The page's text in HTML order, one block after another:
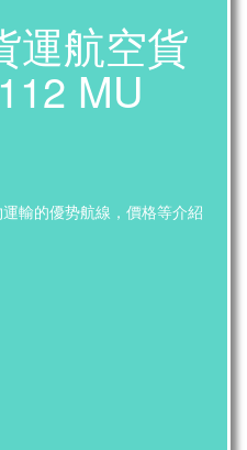
運航空貨
MU
輸的優势航線，價格等介紹